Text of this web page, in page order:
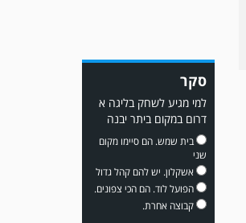
למכבי ׳צבי׳ יבנה : ▫️ מיקו ממן
▫️אליאור משלי ▫️גול עצמי ▫️קובי
מור
סקר
למי מגיע לשחק בליגה א
דרום במקום ביתר יבנה
בית שמש. הם סיימו מקום
שני
אשקלון. יש להם קהל גדול
הפועל לוד. הם הכי צפונים.
קבוצה אחרת.